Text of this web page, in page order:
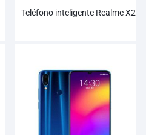
Teléfono inteligente Realme X2